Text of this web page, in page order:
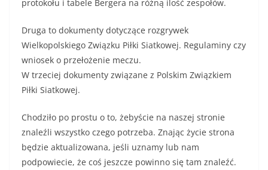
protokołu i tabele Bergera na różną ilość zespołów.
Druga to dokumenty dotyczące rozgrywek
Wielkopolskiego Związku Piłki Siatkowej. Regulaminy czy
wniosek o przełożenie meczu.
W trzeciej dokumenty związane z Polskim Związkiem
Piłki Siatkowej.
Chodziło po prostu o to, żebyście na naszej stronie
znaleźli wszystko czego potrzeba. Znając życie strona
będzie aktualizowana, jeśli uznamy lub nam
podpowiecie, że coś jeszcze powinno się tam znaleźć.